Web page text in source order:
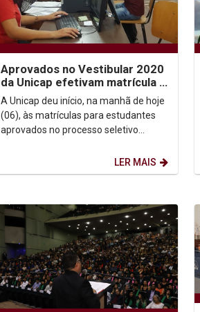
Aprovados no Vestibular 2020
da Unicap efetivam matrícula e
vivem a expectativa pelo início
das aula
A Unicap deu início, na manhã de hoje
(06), às matrículas para estudantes
aprovados no processo seletivo
LER MAIS